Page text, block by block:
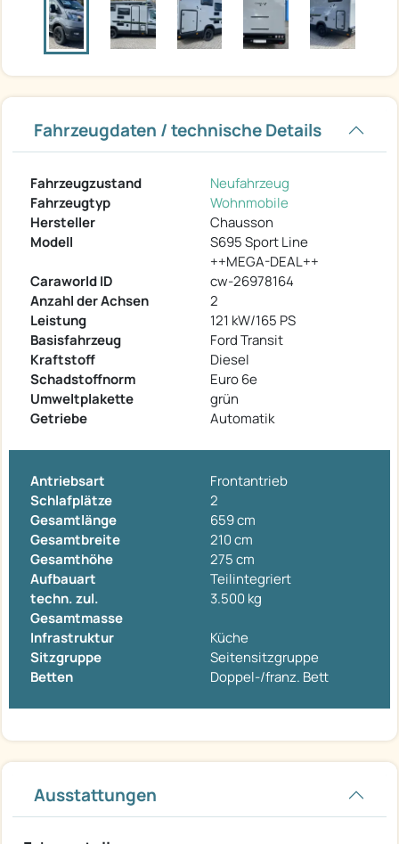
Fahrzeugdaten / technische Details
Fahrzeugzustand
Neufahrzeug
Fahrzeugtyp
Wohnmobile
Hersteller
Chausson
Modell
S695 Sport Line
++MEGA-DEAL++
Caraworld ID
cw-26978164
Anzahl der Achsen
2
Leistung
121 kW/165 PS
Basisfahrzeug
Ford Transit
Kraftstoff
Diesel
Schadstoffnorm
Euro 6e
Umweltplakette
grün
Getriebe
Automatik
Antriebsart
Frontantrieb
Schlafplätze
2
Gesamtlänge
659 cm
Gesamtbreite
210 cm
Gesamthöhe
275 cm
Aufbauart
Teilintegriert
techn. zul.
Gesamtmasse
3.500 kg
Infrastruktur
Küche
Sitzgruppe
Seitensitzgruppe
Betten
Doppel-/franz. Bett
Ausstattungen